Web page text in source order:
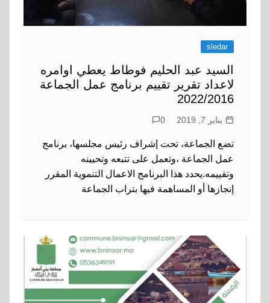
sledar
السيد عبد الحليم فوطاط يعطي اوامره
لاعداد تقرير تقييم برنامج عمل الجماعة
2022/2016
يناير 7, 2019 0
تضع الجماعة، تحت إشراف رئيس مجلسها، برنامج
عمل الجماعة ،وتعمل على تتبعه وتحيينه
وتقييمه.يحدد هذا البرنامج الاعمال التنموية المقرر
إنجازها أو المساهمة فيها بتراب الجماعة